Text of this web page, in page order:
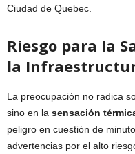
Ciudad de Quebec.
Riesgo para la
la
La preocupación no radica
sino en la sensación
peligro en cuestión de
advertencias por el alto